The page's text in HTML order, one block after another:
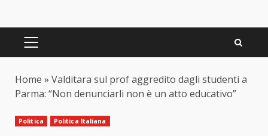
PRIMARY
Home » Valditara sul prof aggredito dagli studenti a
Parma: “Non denunciarli non è un atto educativo”
Politica Politica Italiana